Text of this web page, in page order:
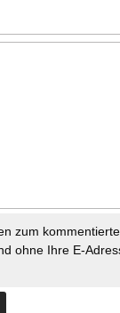
zum
ohne Ihre E-